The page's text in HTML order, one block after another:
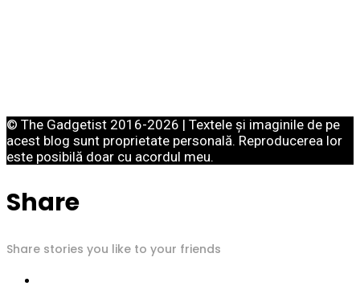
© The Gadgetist 2016-2026 | Textele și imaginile de pe
acest blog sunt proprietate personală. Reproducerea lor
este posibilă doar cu acordul meu.
Share
Share stories you like to your friends